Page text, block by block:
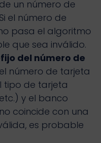
un número de
el número de
pasa el algoritmo
que sea inválido.
del número de
número de tarjeta
tipo de tarjeta
y el banco
coincide con una
es probable